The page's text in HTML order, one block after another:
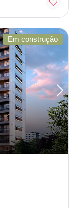
Em construção